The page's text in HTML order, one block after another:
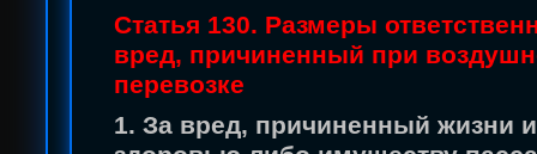
Статья 130. Размеры
вред, причиненный при
перевозке
1. За вред, причиненный жизни